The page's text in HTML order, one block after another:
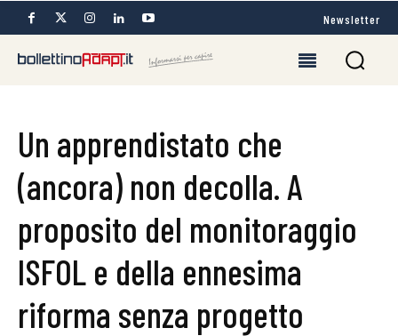
Newsletter
Un apprendistato che
(ancora) non decolla. A
proposito del monitoraggio
ISFOL e della ennesima
riforma senza progetto